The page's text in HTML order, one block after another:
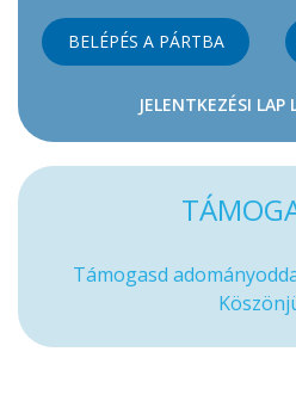
BELÉPÉS A PÁRTBA
JELENTKEZÉSI LAP
Támogasd